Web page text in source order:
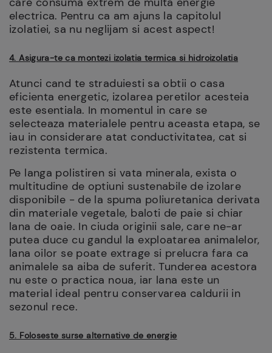
electrica. Pentru ca am ajuns la capitolul
izolatiei, sa nu neglijam si acest aspect!
4. Asigura-te ca montezi izolatia termica si hidroizolatia
Atunci cand te straduiesti sa obtii o casa
eficienta energetic, izolarea peretilor acesteia
este esentiala. In momentul in care se
selecteaza materialele pentru aceasta etapa, se
iau in considerare atat conductivitatea, cat si
rezistenta termica.
Pe langa polistiren si vata minerala, exista o
multitudine de optiuni sustenabile de izolare
disponibile - de la spuma poliuretanica derivata
din materiale vegetale, baloti de paie si chiar
lana de oaie. In ciuda originii sale, care ne-ar
putea duce cu gandul la exploatarea animalelor,
lana oilor se poate extrage si prelucra fara ca
animalele sa aiba de suferit. Tunderea acestora
nu este o practica noua, iar lana este un
material ideal pentru conservarea caldurii in
sezonul rece.
5. Foloseste surse alternative de energie